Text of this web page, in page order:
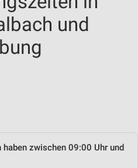
und
zwischen 09:00 Uhr und